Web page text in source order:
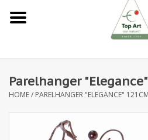
NIEUW
Binderij
Kunstbloemen
Parelhanger
HOME/ PARELHANGER "ELEGANCE" 121CM